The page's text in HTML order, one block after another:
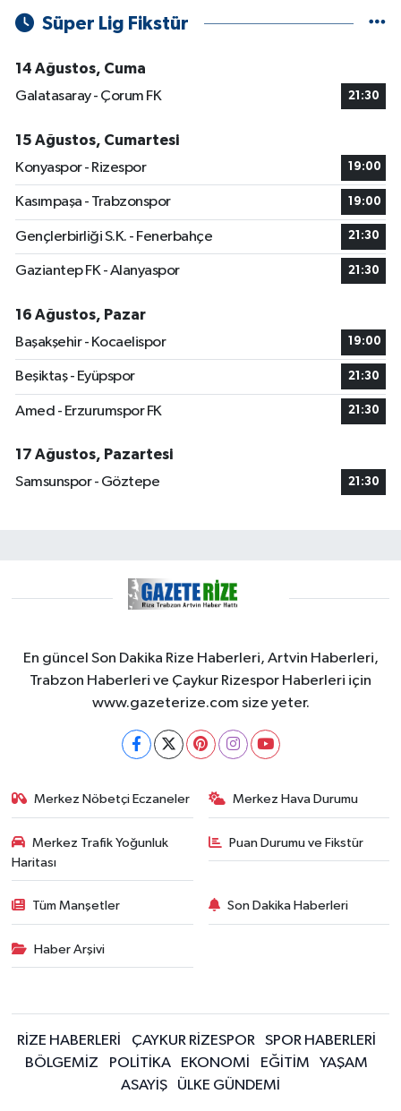
Süper Lig Fikstür
14 Ağustos, Cuma
Galatasaray - Çorum FK
21:30
15 Ağustos, Cumartesi
Konyaspor - Rizespor
19:00
Kasımpaşa - Trabzonspor 19:00
Gençlerbirliği S.K. - Fenerbahçe 21:30
Gaziantep FK - Alanyaspor 21:30
16 Ağustos, Pazar
Başakşehir - Kocaelispor
19:00
Beşiktaş - Eyüpspor 21:30
Amed - Erzurumspor FK 21:30
17 Ağustos, Pazartesi
Samsunspor - Göztepe
21:30
En güncel Son Dakika Rize Haberleri, Artvin Haberleri,
Trabzon Haberleri ve Çaykur Rizespor Haberleri için
www.gazeterize.com size yeter.
Merkez Nöbetçi Eczaneler Merkez Hava Durumu
Merkez Trafik Yoğunluk
Haritası
Puan Durumu ve Fikstür
Tüm Manşetler Son Dakika Haberleri
Haber Arşivi
RİZE HABERLERİ ÇAYKUR RİZESPOR
SPOR HABERLERİ
BÖLGEMİZ
POLİTİKA EKONOMİ EĞİTİM
YAŞAM
ASAYİŞ
ÜLKE GÜNDEMİ